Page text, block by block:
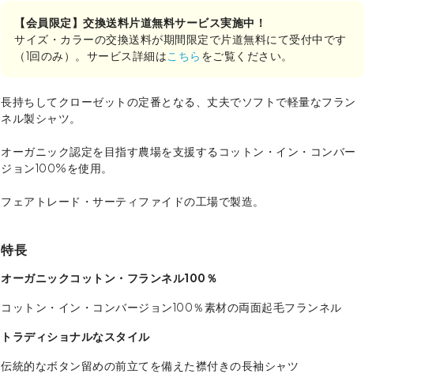
【会員限定】交換送料片道無料サービス実施中！
サイズ・カラーの交換送料が期間限定で片道無料にて受付中です
（1回のみ）。サービス詳細は こちら をご覧ください。
長持ちしてクローゼットの定番となる、丈夫でソフトで軽量なフラン
ネル製シャツ。
オーガニック認定を目指す農場を支援するコットン・イン・コンバー
ジョン100%を使用。
フェアトレード・サーティファイドの工場で製造。
特長
オーガニックコットン・フランネル100％
コットン・イン・コンバージョン100％素材の両面起毛フランネル
トラディショナルなスタイル
伝統的なボタン留めの前立てを備えた襟付きの長袖シャツ